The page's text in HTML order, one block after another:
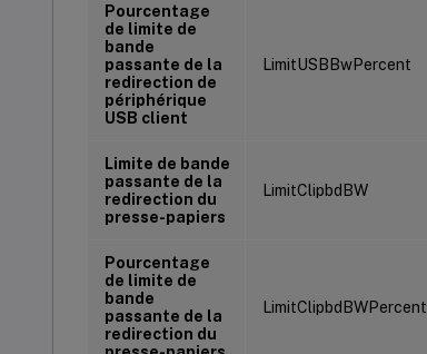
Pourcentage
de limite de
bande
passante de la
redirection de
périphérique
USB client
LimitUSBBwPercent
Limite de bande
passante de la
redirection du
presse-papiers
LimitClipbdBW
Pourcentage
de limite de
bande
passante de la
redirection du
LimitClipbdBWPercent